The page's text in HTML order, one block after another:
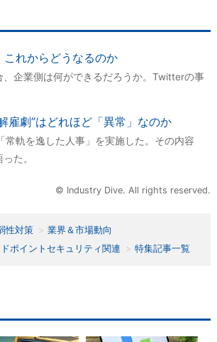
れからどうなるのか
企業側は何ができるだろうか。Twitterの事
雇劇”はどれほど「異常」なのか
軌を逸した人事」を実施した。その内容
た。
© Industry Dive. All rights reserved.
性対策
業界＆市場動向
ポイントセキュリティ関連 特集記事一覧